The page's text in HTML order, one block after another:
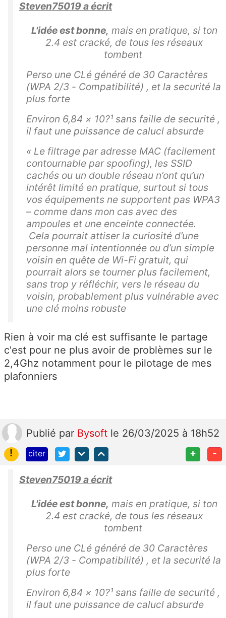
Steven75019 a écrit
L'idée est bonne, mais en pratique, si ton
2.4 est cracké, de tous les réseaux
tombent
Perso une CLé généré de 30 Caractères
(WPA 2/3 - Compatibilité) , et la securité la
plus forte
Environ 6,84 × 10?¹ sans faille de securité ,
il faut une puissance de calucl absurde
« Le filtrage par adresse MAC (facilement
contournable par spoofing), les SSID
cachés ou un double réseau n’ont qu’un
intérêt limité en pratique, surtout si tous
vos équipements ne supportent pas WPA3
– comme dans mon cas avec des
ampoules et une enceinte connectée.
Cela pourrait attiser la curiosité d’une
personne mal intentionnée ou d’un simple
voisin en quête de Wi-Fi gratuit, qui
pourrait alors se tourner plus facilement,
sans trop y réfléchir, vers le réseau du
voisin, probablement plus vulnérable avec
une clé moins robuste
Rien à voir ma clé est suffisante le partage
c'est pour ne plus avoir de problèmes sur le
2,4Ghz notamment pour le pilotage de mes
plafonniers
Publié par Bysoft le 26/03/2025 à 18h52
!
citer + -
Steven75019 a écrit
L'idée est bonne, mais en pratique, si ton
2.4 est cracké, de tous les réseaux
tombent
Perso une CLé généré de 30 Caractères
(WPA 2/3 - Compatibilité) , et la securité la
plus forte
Environ 6,84 × 10?¹ sans faille de securité ,
il faut une puissance de calucl absurde